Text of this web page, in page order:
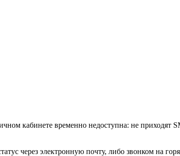
кабинете временно недоступна: не приходят
через электронную почту, либо звонком на